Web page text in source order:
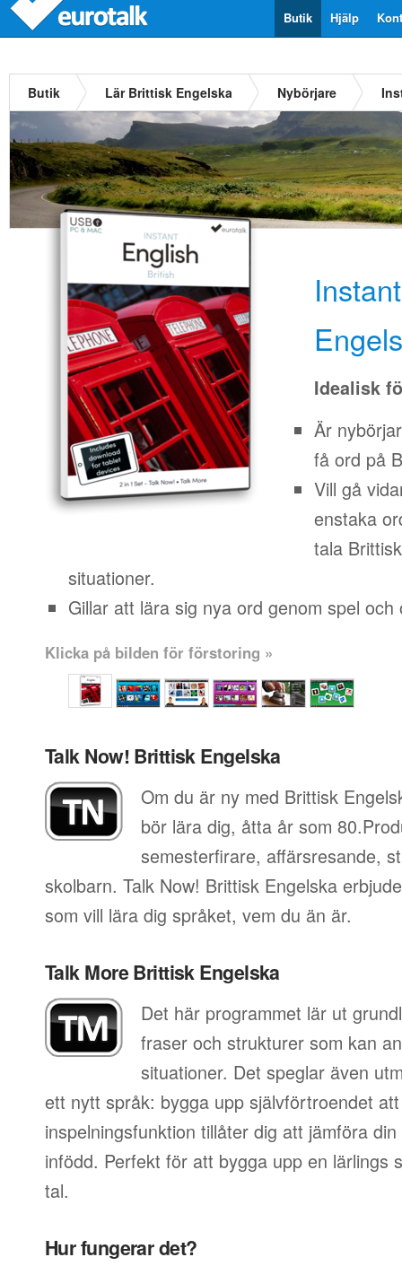
Hjälp
Butik
Butik Lär Brittisk Engelska Nybörjare
Idealisk
Är
få ord på
Vill gå
enstaka
tala
situationer.
Gillar att lära sig nya ord genom spel och
Klicka på bilden för förstoring »
Talk Now! Brittisk Engelska
Om du är ny med Brittisk
bör lära dig, åtta år som
semesterfirare, affärsresande,
skolbarn. Talk Now! Brittisk Engelska
som vill lära dig språket, vem du än är.
Talk More Brittisk Engelska
Det här programmet lär ut
fraser och strukturer som kan
situationer. Det speglar även
ett nytt språk: bygga upp självförtroendet att
inspelningsfunktion tillåter dig att jämföra
infödd. Perfekt för att bygga upp en lärlings
tal.
Hur fungerar det?